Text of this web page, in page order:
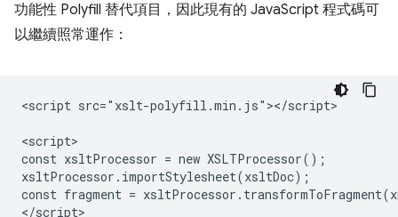
功能性 Polyfill 替代項目，因此現有的 JavaScript 程式碼可
以繼續照常運作：
<script src="xslt-polyfill.min.js"></script>
<script>
const xsltProcessor = new XSLTProcessor();
xsltProcessor.importStylesheet(xsltDoc);
const fragment =